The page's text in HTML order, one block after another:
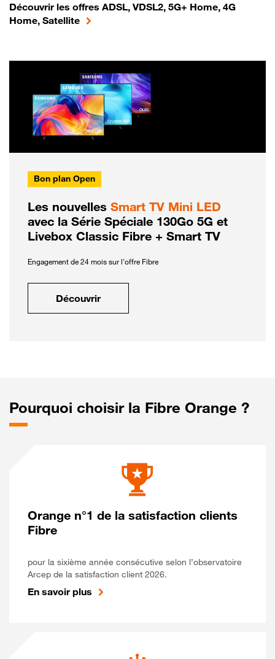
Découvrir les offres ADSL, VDSL2, 5G+ Home, 4G
Home, Satellite
Bon plan Open
Les nouvelles Smart TV Mini LED
avec la Série Spéciale 130Go 5G et
Livebox Classic Fibre + Smart TV
Engagement de 24 mois sur l'offre Fibre
Découvrir
Pourquoi choisir la Fibre Orange ?
Orange n°1 de la satisfaction clients
Fibre
pour la sixième année consécutive selon l’observatoire
Arcep de la satisfaction client 2026.
En savoir plus